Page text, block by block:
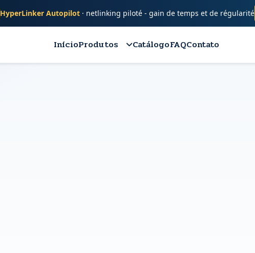
HyperLinker Autopilot· netlinking piloté - gain de temps et de régularité
InícioProdutos CatálogoFAQContato